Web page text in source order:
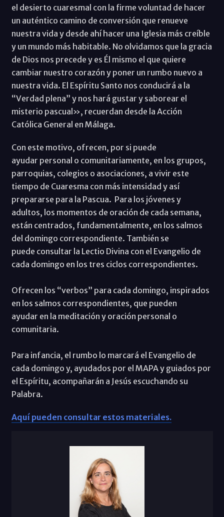
el desierto cuaresmal con la firme voluntad de hacer
un auténtico camino de conversión que renueve
nuestra vida y desde ahí hacer una Iglesia más creíble
y un mundo más habitable. No olvidamos que la gracia
de Dios nos precede y es Él mismo el que quiere
cambiar nuestro corazón y poner un rumbo nuevo a
nuestra vida. El Espíritu Santo nos conducirá a la
“Verdad plena” y nos hará gustar y saborear el
misterio pascual», recuerdan desde la Acción
Católica General en Málaga.
Con este motivo, ofrecen, por si puede
ayudar personal o comunitariamente, en los grupos,
parroquias, colegios o asociaciones, a vivir este
tiempo de Cuaresma con más intensidad y así
prepararse para la Pascua. Para los jóvenes y
adultos, los momentos de oración de cada semana,
están centrados, fundamentalmente, en los salmos
del domingo correspondiente. También se
puede consultar la Lectio Divina con el Evangelio de
cada domingo en los tres ciclos correspondientes.
Ofrecen los “verbos” para cada domingo, inspirados
en los salmos correspondientes, que pueden
ayudar en la meditación y oración personal o
comunitaria.
Para infancia, el rumbo lo marcará el Evangelio de
cada domingo y, ayudados por el MAPA y guiados por
el Espíritu, acompañarán a Jesús escuchando su
Palabra.
Aquí pueden consultar estos materiales.